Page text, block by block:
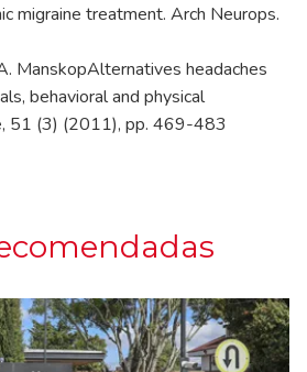
migraine treatment. Arch Neurops.
ManskopAlternatives headaches
behavioral and physical
51 (3) (2011), pp. 469-483